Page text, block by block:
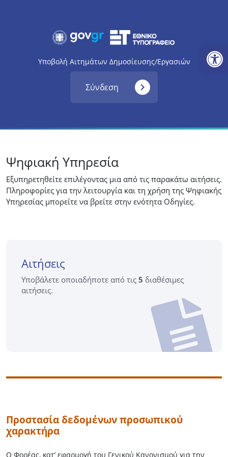
Υποβολή Αιτημάτων Δημοσίευσης/Εργασιών
Σύνδεση navigate_next
Ψηφιακή Υπηρεσία
Εξυπηρετηθείτε επιλέγοντας μια από τις παρακάτω αιτήσεις.
Πληροφορίες για την λειτουργία και τη χρήση της Ψηφιακής
Υπηρεσίας μπορείτε να βρείτε στην ενότητα Οδηγίες.
Αιτήσεις
Υποβάλετε οποιαδήποτε από τις 5 διαθέσιμες
αιτήσεις.
Προστασία δεδομένων προσωπικού
χαρακτήρα
Ο Φορέας, κατ’ εφαρμογή του Γενικού Κανονισμού για την